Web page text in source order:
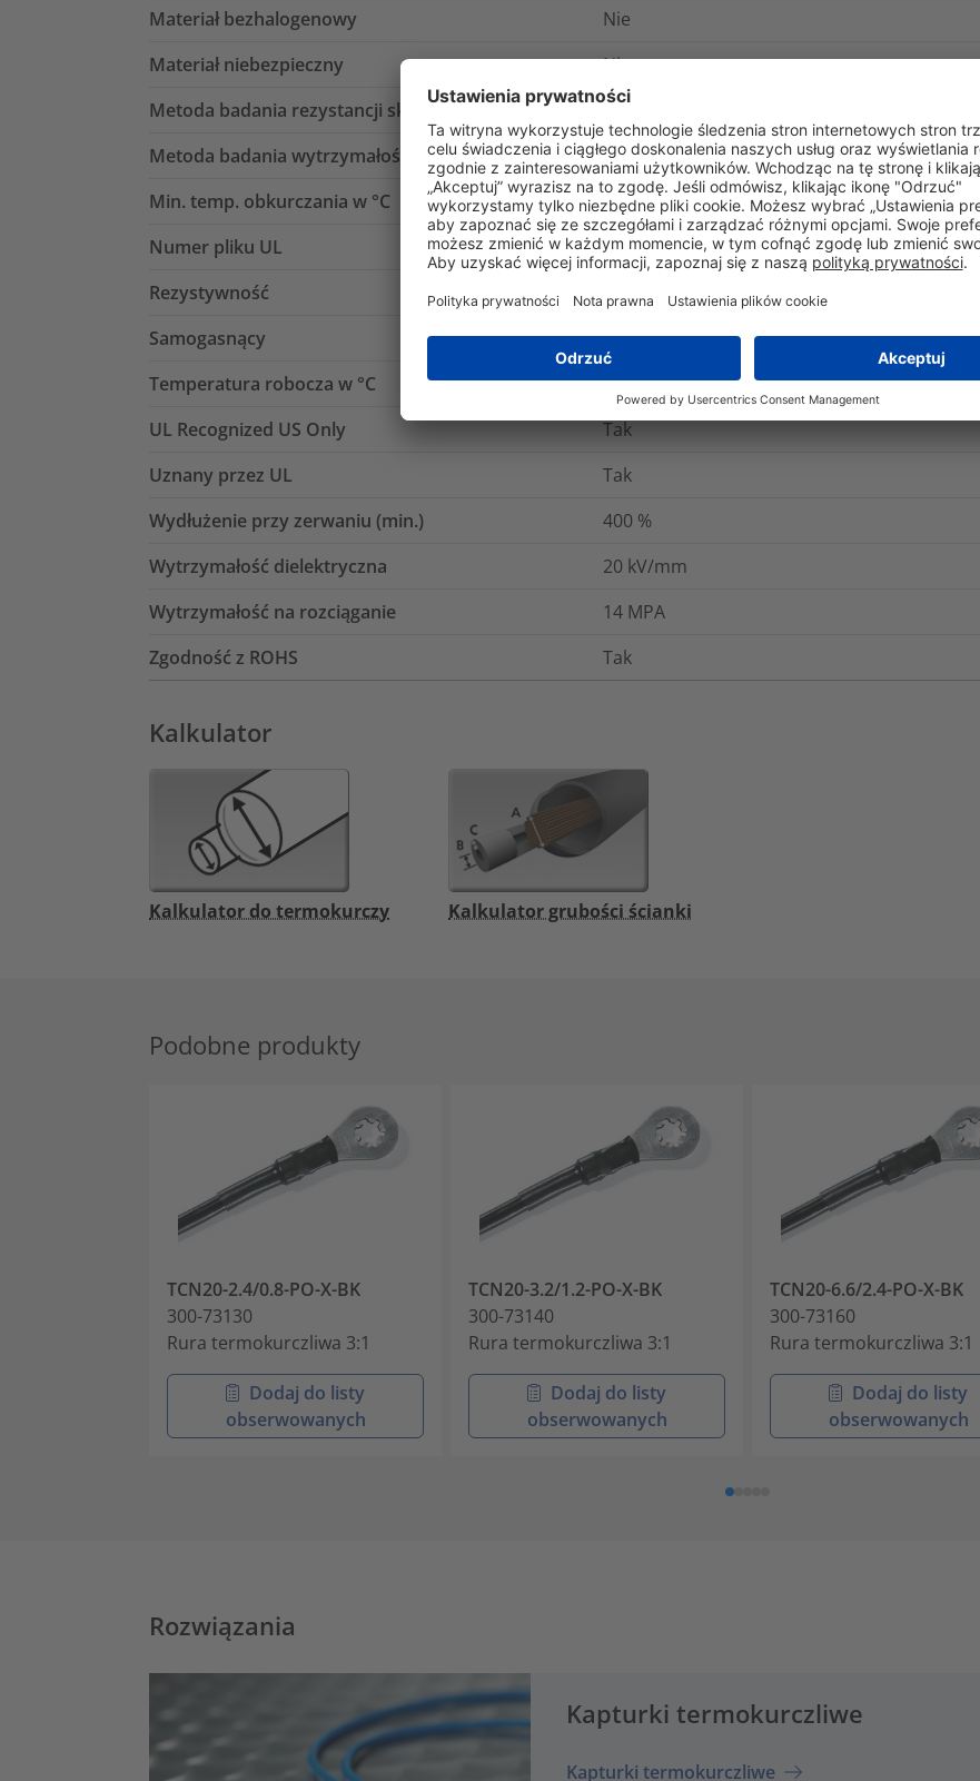
Materiał bezhalogenowy
Nie
Materiał niebezpieczny
Nie
Metoda badania rezystancji skrośnej
IEC 93
Metoda badania wytrzymałości dielektrycznej
IEC 243
Min. temp. obkurczania w °C
+100°C
Numer pliku UL
E143529
Rezystywność
10¹⁴ Ω cm
Samogasnący
Tak
Temperatura robocza w °C
-55°C do +125°C
UL Recognized US Only
Tak
Uznany przez UL
Tak
Wydłużenie przy zerwaniu (min.)
400 %
Wytrzymałość dielektryczna
20 kV/mm
Wytrzymałość na rozciąganie
14 MPA
Zgodność z ROHS
Tak
Kalkulator
Kalkulator do termokurczy Kalkulator grubości ścianki
Podobne produkty
TCN20-2.4/0.8-PO-X-BK
300-73130
Rura termokurczliwa 3:1
Dodaj do listy
obserwowanych
TCN20-3.2/1.2-PO-X-BK
300-73140
Rura termokurczliwa 3:1
Dodaj do listy
obserwowanych
TCN20-6.6/2.4-PO-X-BK
300-73160
Rura termokurczliwa 3:1
Dodaj do listy
obserwowanych
Rozwiązania
Kapturki termokurczliwe
Kapturki termokurczliwe